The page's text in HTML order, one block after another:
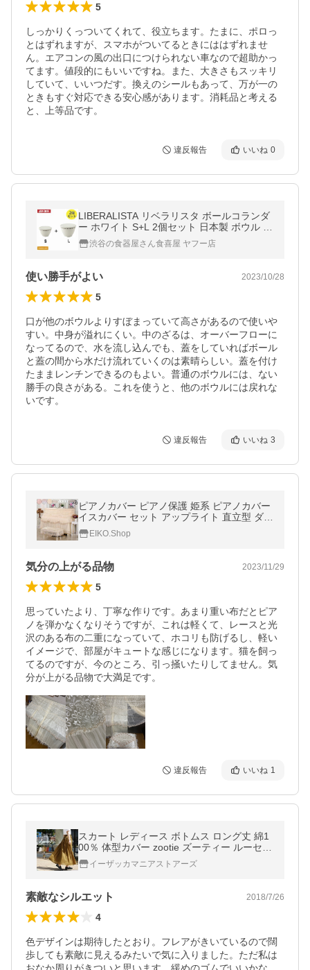
5
しっかりくっついてくれて、役立ちます。たまに、ポロっ
とはずれますが、スマホがついてるときにははずれませ
ん。エアコンの風の出口につけられない車なので超助かっ
てます。値段的にもいいですね。また、大きさもスッキリ
していて、いいつだす。換えのシールもあって、万が一の
ときもすぐ対応できる安心感があります。消耗品と考える
と、上等品です。
違反報告 いいね 0
LIBERALISTA リベラリスタ ボールコランダ
ー ホワイト S+L 2個セット 日本製 ボウル ザ
ル 水切り 温野菜 電子レンジ 食洗器 抗菌 保
存容器 白 おしゃれ 爆買
渋谷の食器屋さん食喜屋 ヤフー店
使い勝手がよい 2023/10/28
5
口が他のボウルよりすぼまっていて高さがあるので使いや
すい。中身が溢れにくい。中のざるは、オーバーフローに
なってるので、水を流し込んでも、蓋をしていればボール
と蓋の間から水だけ流れていくのは素晴らしい。蓋を付け
たままレンチンできるのもよい。普通のボウルには、ない
勝手の良さがある。これを使うと、他のボウルには戻れな
いです。
違反報告 いいね 3
ピアノカバー ピアノ保護 姫系 ピアノカバー
イスカバー セット アップライト 直立型 ダス
トカバー フルカバー 保護カバー 防塵カバー
シート おしゃれ
EIKO.Shop
気分の上がる品物 2023/11/29
5
思っていたより、丁寧な作りです。あまり重い布だとピア
ノを弾かなくなりそうですが、これは軽くて、レースと光
沢のある布の二重になっていて、ホコリも防げるし、軽い
イメージで、部屋がキュートな感じになります。猫を飼っ
てるのですが、今のところ、引っ掻いたりしてません。気
分が上がる品物で大満足です。
違反報告 いいね 1
スカート レディース ボトムス ロング丈 綿1
00％ 体型カバー zootie ズーティー ルーセン
ト インドコットン マキシスカート
イーザッカマニアストアーズ
素敵なシルエット 2018/7/26
4
色デザインは期待したとおり。フレアがきいているので闊
歩しても素敵に見えるみたいで気に入りました。ただ私は